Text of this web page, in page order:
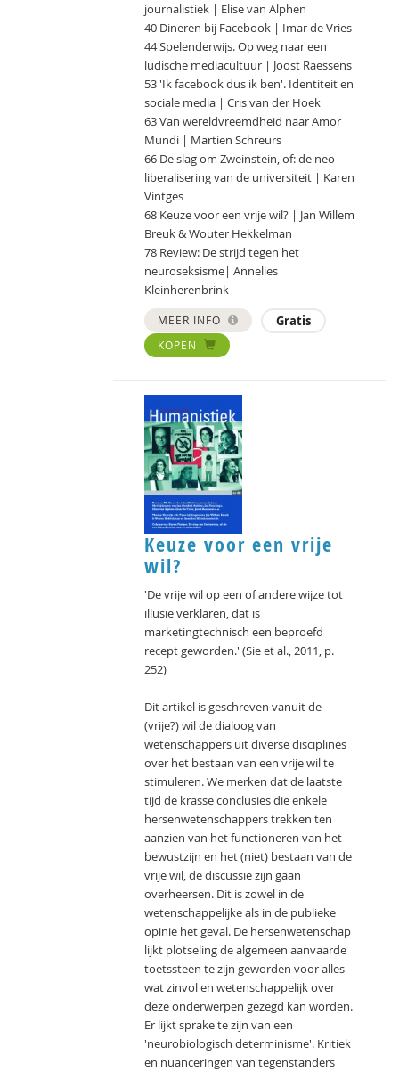
journalistiek | Elise van Alphen
40 Dineren bij Facebook | Imar de Vries
44 Spelenderwijs. Op weg naar een
ludische mediacultuur | Joost Raessens
53 'Ik facebook dus ik ben'. Identiteit en
sociale media | Cris van der Hoek
63 Van wereldvreemdheid naar Amor
Mundi | Martien Schreurs
66 De slag om Zweinstein, of: de neo-
liberalisering van de universiteit | Karen
Vintges
68 Keuze voor een vrije wil? | Jan Willem
Breuk & Wouter Hekkelman
78 Review: De strijd tegen het
neuroseksisme| Annelies
Kleinherenbrink
MEER INFO Gratis
KOPEN
Keuze voor een vrije
wil?
'De vrije wil op een of andere wijze tot
illusie verklaren, dat is
marketingtechnisch een beproefd
recept geworden.' (Sie et al., 2011, p.
252)
Dit artikel is geschreven vanuit de
(vrije?) wil de dialoog van
wetenschappers uit diverse disciplines
over het bestaan van een vrije wil te
stimuleren. We merken dat de laatste
tijd de krasse conclusies die enkele
hersenwetenschappers trekken ten
aanzien van het functioneren van het
bewustzijn en het (niet) bestaan van de
vrije wil, de discussie zijn gaan
overheersen. Dit is zowel in de
wetenschappelijke als in de publieke
opinie het geval. De hersenwetenschap
lijkt plotseling de algemeen aanvaarde
toetssteen te zijn geworden voor alles
wat zinvol en wetenschappelijk over
deze onderwerpen gezegd kan worden.
Er lijkt sprake te zijn van een
'neurobiologisch determinisme'. Kritiek
en nuanceringen van tegenstanders